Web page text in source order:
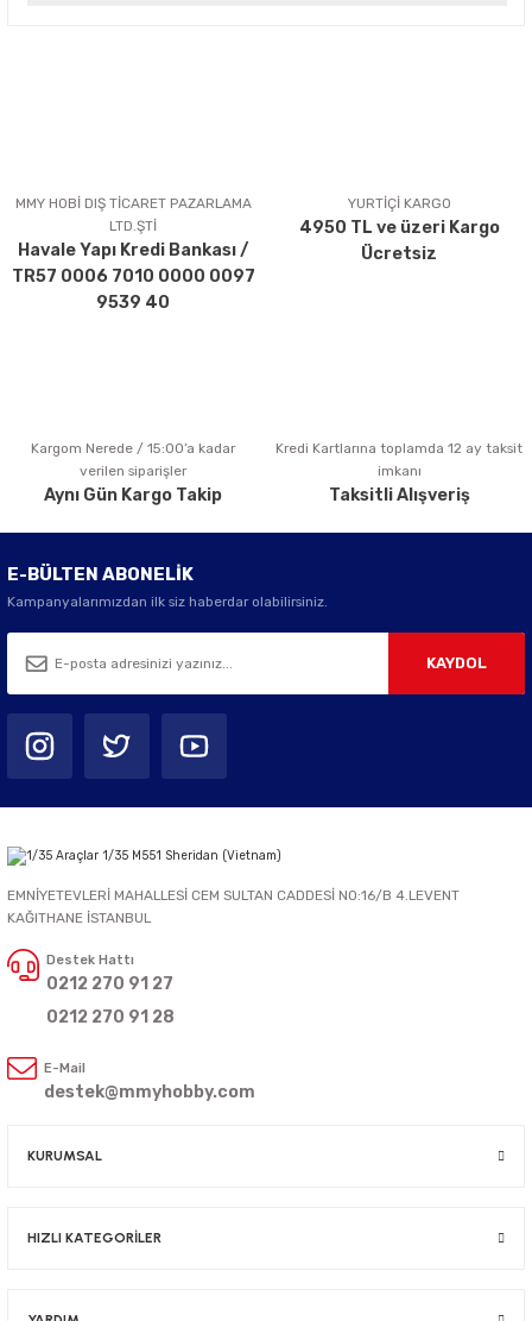
Ürün açıklamasında eksik bilgiler bulunuyor.
Ürün bilgilerinde hatalar bulunuyor.
Ürün fiyatı diğer sitelerden daha pahalı.
Bu ürüne benzer farklı alternatifler olmalı.
Gönder
MMY HOBİ DIŞ TİCARET PAZARLAMA
LTD.ŞTİ
Havale Yapı Kredi Bankası /
TR57 0006 7010 0000 0097
9539 40
YURTİÇİ KARGO
4950 TL ve üzeri Kargo
Ücretsiz
Kargom Nerede / 15:00’a kadar
verilen siparişler
Aynı Gün Kargo Takip
Kredi Kartlarına toplamda 12 ay taksit
imkanı
Taksitli Alışveriş
E-BÜLTEN ABONELİK
Kampanyalarımızdan ilk siz haberdar olabilirsiniz.
KAYDOL
EMNİYETEVLERİ MAHALLESİ CEM SULTAN CADDESİ NO:16/B 4.LEVENT
KAĞITHANE İSTANBUL
Destek Hattı
0212 270 91 27
0212 270 91 28
E-Mail
destek@mmyhobby.com
KURUMSAL
HIZLI KATEGORİLER